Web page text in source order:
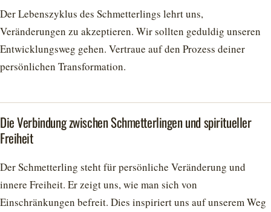
Der Lebenszyklus des Schmetterlings lehrt uns,
Veränderungen zu akzeptieren. Wir sollten geduldig unseren
Entwicklungsweg gehen. Vertraue auf den Prozess deiner
persönlichen Transformation.
Die Verbindung zwischen Schmetterlingen und spiritueller
Freiheit
Der Schmetterling steht für persönliche Veränderung und
innere Freiheit. Er zeigt uns, wie man sich von
Einschränkungen befreit. Dies inspiriert uns auf unserem Weg